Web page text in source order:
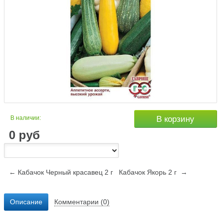
В наличии:
0 руб
В корзину
← Кабачок Черный красавец 2 г Кабачок Якорь 2 г →
Описание Комментарии (0)